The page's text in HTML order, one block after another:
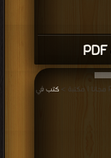
كتب في